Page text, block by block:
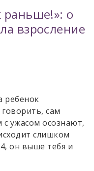
раньше!»: о
взросление
ребенок
сам
ужасом осознают,
слишком
он выше тебя и